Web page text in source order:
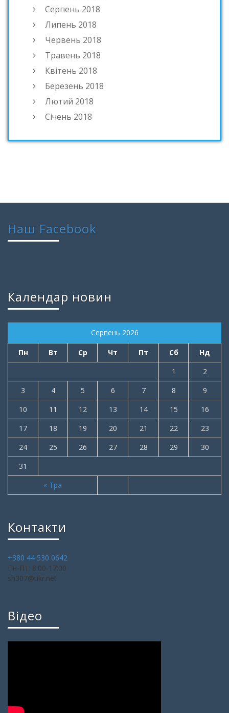
Серпень 2018
Липень 2018
Червень 2018
Травень 2018
Квітень 2018
Березень 2018
Лютий 2018
Січень 2018
Наш Facebook
Календар новин
Серпень 2026
Пн Вт Ср Чт Пт Сб Нд
« Тра
1
2
3
4 5 6 7 8
9
10
11 12 13 14 15
16
17
18 19 20 21 22
23
24
25 26 27 28 29
30
31
Контакти
+380 44 530 0642
Пн-Пт: 8:00-17:00
sh307@ukr.net
Відео